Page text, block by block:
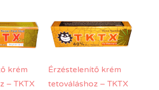
krém
– TKTX
Érzéstelenítő krém
tetováláshoz – TKTX